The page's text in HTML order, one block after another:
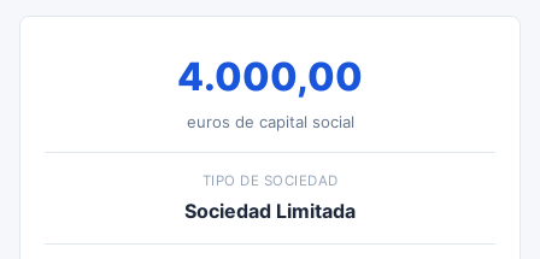
4.000,00
euros de capital social
TIPO DE SOCIEDAD
Sociedad Limitada